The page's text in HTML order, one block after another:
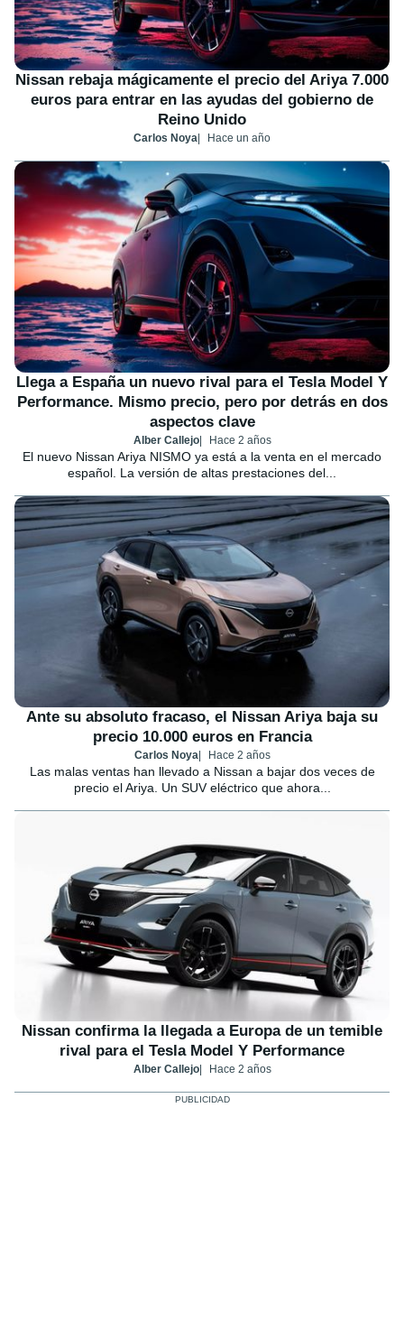
Nissan rebaja mágicamente el precio del Ariya 7.000
euros para entrar en las ayudas del gobierno de
Reino Unido
Carlos Noya Hace un año
Llega a España un nuevo rival para el Tesla Model Y
Performance. Mismo precio, pero por detrás en dos
aspectos clave
Alber Callejo Hace 2 años
El nuevo Nissan Ariya NISMO ya está a la venta en el mercado
español. La versión de altas prestaciones del...
Ante su absoluto fracaso, el Nissan Ariya baja su
precio 10.000 euros en Francia
Carlos Noya Hace 2 años
Las malas ventas han llevado a Nissan a bajar dos veces de
precio el Ariya. Un SUV eléctrico que ahora...
Nissan confirma la llegada a Europa de un temible
rival para el Tesla Model Y Performance
Alber Callejo Hace 2 años